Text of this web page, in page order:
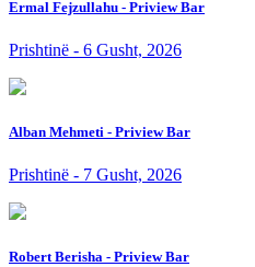
Ermal Fejzullahu - Priview Bar
Prishtinë - 6 Gusht, 2026
Alban Mehmeti - Priview Bar
Prishtinë - 7 Gusht, 2026
Robert Berisha - Priview Bar